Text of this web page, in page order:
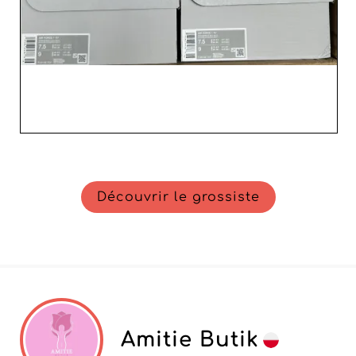
Découvrir le grossiste
Amitie Butik